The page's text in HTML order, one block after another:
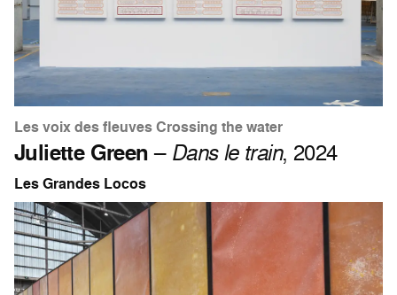
Les voix des fleuves Crossing the water
Juliette Green– Dans le train, 2024
Les Grandes Locos